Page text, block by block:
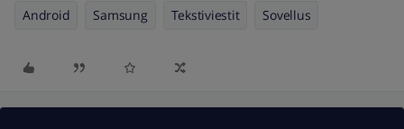
Android Samsung Tekstiviestit Sovellus